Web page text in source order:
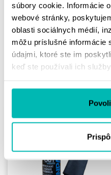
súbory cookie. Informácie
webové stránky,
oblasti sociálnych médií,
môžu príslušné informácie
údajmi, ktoré ste im
keď ste používali ich služby.
UNPASS ANTI-FOG
PROTI ZAHMLIEVANIU
VF / 30 ML
5.90 €
Skladom